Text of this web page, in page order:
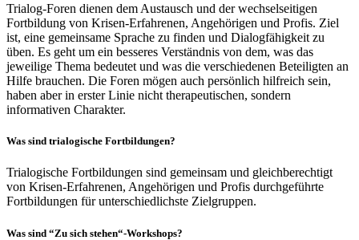
Trialog-Foren dienen dem Austausch und der wechselseitigen
Fortbildung von Krisen-Erfahrenen, Angehörigen und Profis. Ziel
ist, eine gemeinsame Sprache zu finden und Dialogfähigkeit zu
üben. Es geht um ein besseres Verständnis von dem, was das
jeweilige Thema bedeutet und was die verschiedenen Beteiligten an
Hilfe brauchen. Die Foren mögen auch persönlich hilfreich sein,
haben aber in erster Linie nicht therapeutischen, sondern
informativen Charakter.
Was sind trialogische Fortbildungen?
Trialogische Fortbildungen sind gemeinsam und gleichberechtigt
von Krisen-Erfahrenen, Angehörigen und Profis durchgeführte
Fortbildungen für unterschiedlichste Zielgruppen.
Was sind “Zu sich stehen“-Workshops?